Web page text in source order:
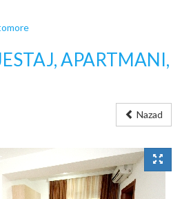
APARTMANI,
Nazad